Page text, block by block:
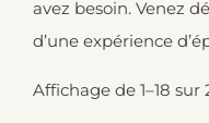
avez besoin. Venez
d’une expérience
Affichage de 1–18